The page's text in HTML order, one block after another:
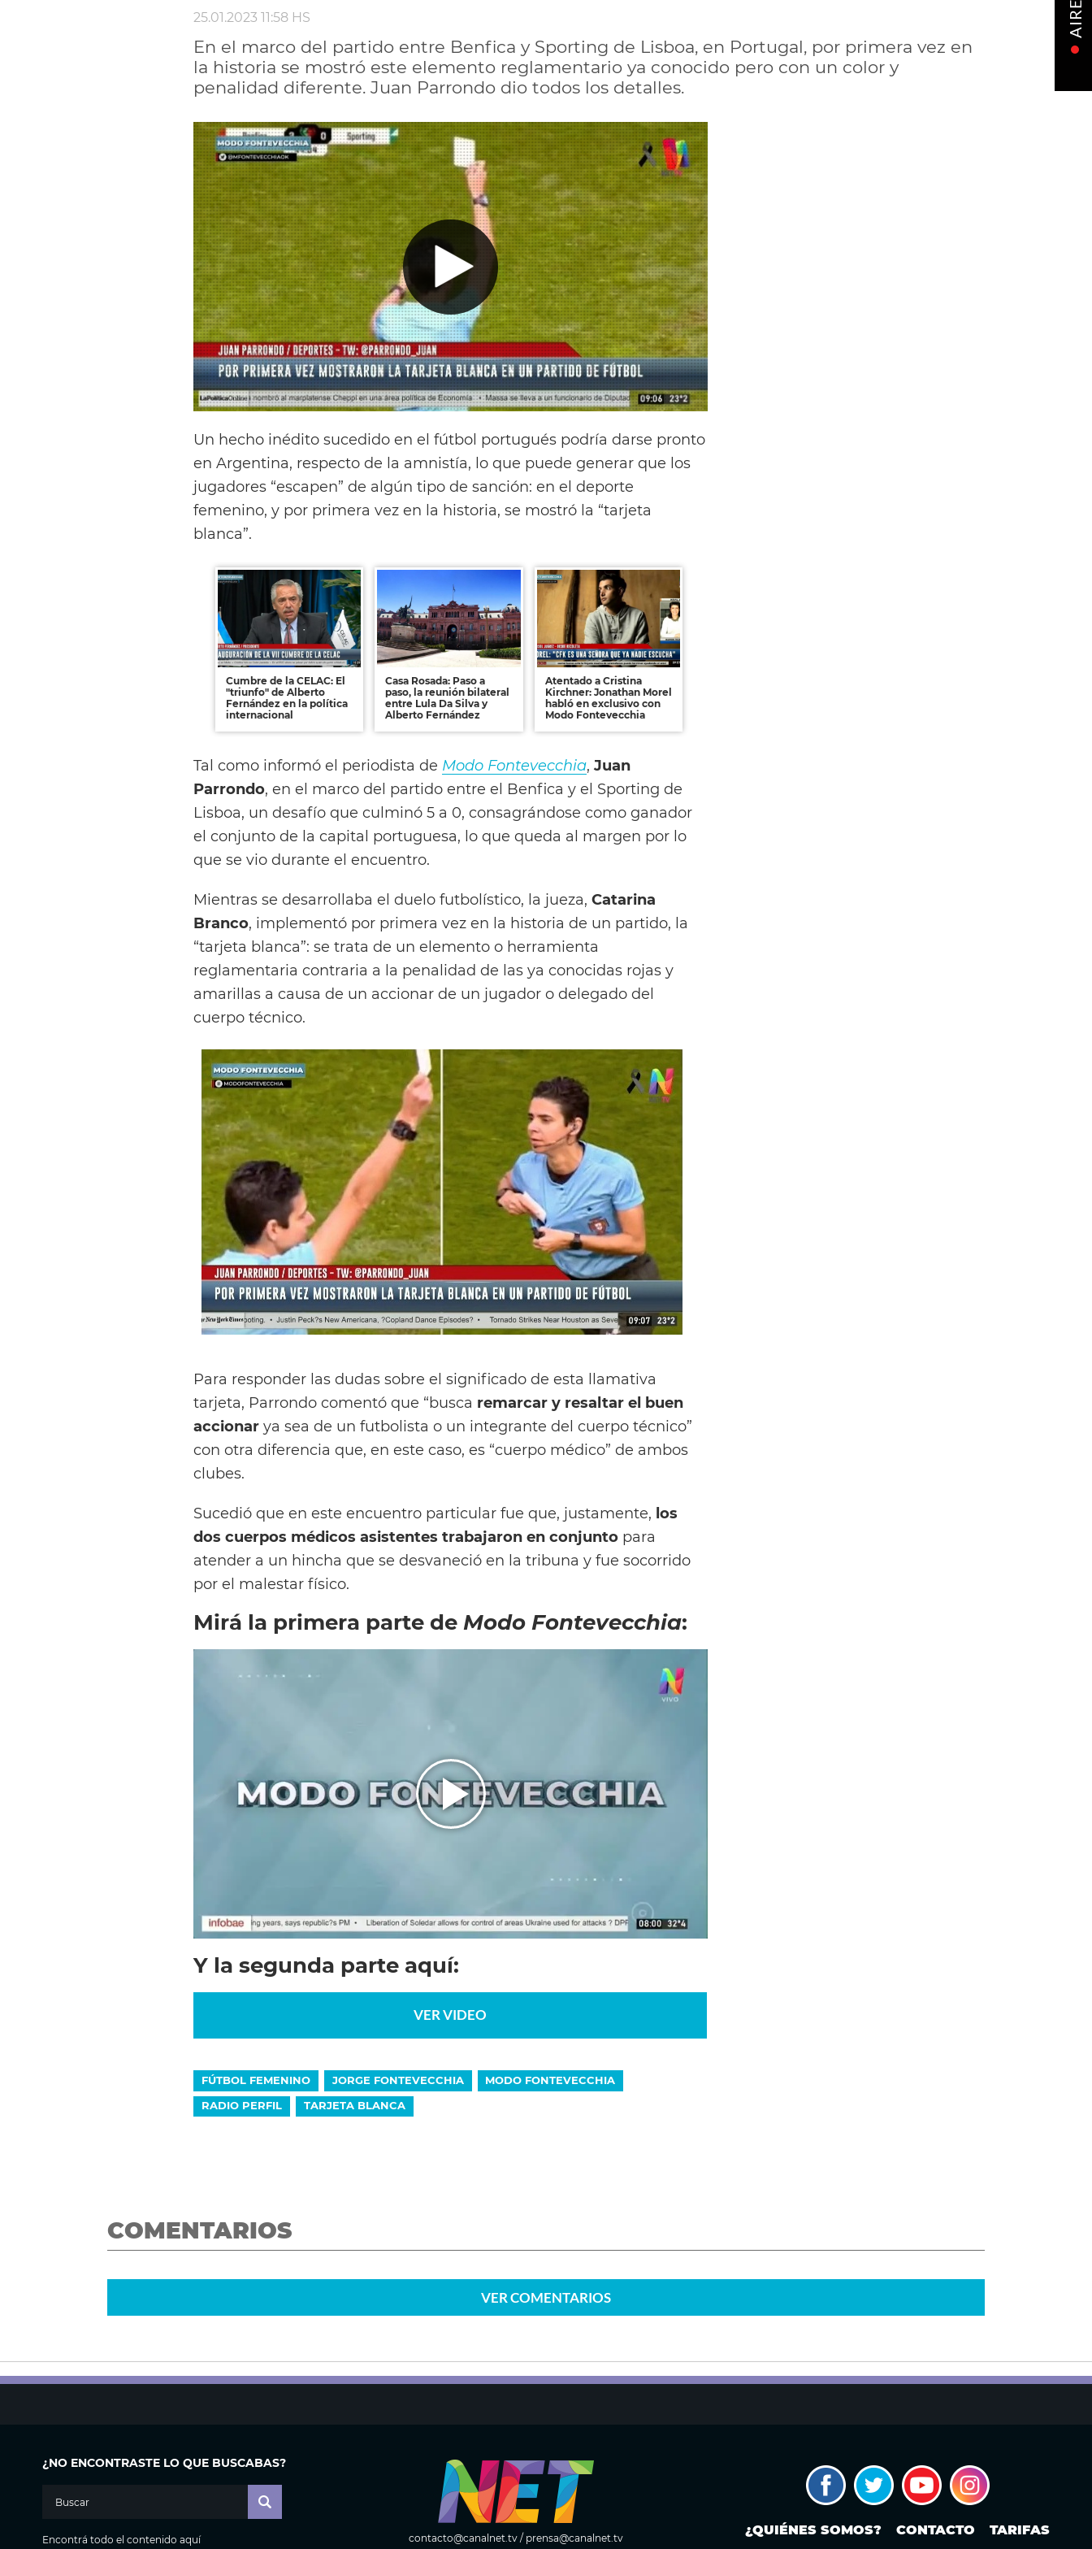
25.01.2023 11:58 HS
En el marco del partido entre Benfica y Sporting de Lisboa, en Portugal, por primera vez en
la historia se mostró este elemento reglamentario ya conocido pero con un color y
penalidad diferente. Juan Parrondo dio todos los detalles.
Un hecho inédito sucedido en el fútbol portugués podría darse pronto
en Argentina, respecto de la amnistía, lo que puede generar que los
jugadores “escapen” de algún tipo de sanción: en el deporte
femenino, y por primera vez en la historia, se mostró la “tarjeta
blanca”.
Cumbre de la CELAC: El
"triunfo" de Alberto
Fernández en la política
internacional
Casa Rosada: Paso a
paso, la reunión bilateral
entre Lula Da Silva y
Alberto Fernández
Atentado a Cristina
Kirchner: Jonathan Morel
habló en exclusivo con
Modo Fontevecchia
Tal como informó el periodista de Modo Fontevecchia, Juan
Parrondo, en el marco del partido entre el Benfica y el Sporting de
Lisboa, un desafío que culminó 5 a 0, consagrándose como ganador
el conjunto de la capital portuguesa, lo que queda al margen por lo
que se vio durante el encuentro.
Mientras se desarrollaba el duelo futbolístico, la jueza, Catarina
Branco, implementó por primera vez en la historia de un partido, la
“tarjeta blanca”: se trata de un elemento o herramienta
reglamentaria contraria a la penalidad de las ya conocidas rojas y
amarillas a causa de un accionar de un jugador o delegado del
cuerpo técnico.
Para responder las dudas sobre el significado de esta llamativa
tarjeta, Parrondo comentó que “busca remarcar y resaltar el buen
accionar ya sea de un futbolista o un integrante del cuerpo técnico”
con otra diferencia que, en este caso, es “cuerpo médico” de ambos
clubes.
Sucedió que en este encuentro particular fue que, justamente, los
dos cuerpos médicos asistentes trabajaron en conjunto para
atender a un hincha que se desvaneció en la tribuna y fue socorrido
por el malestar físico.
Mirá la primera parte de Modo Fontevecchia:
Y la segunda parte aquí:
VER VIDEO
FÚTBOL FEMENINO JORGE FONTEVECCHIA
MODO FONTEVECCHIA
RADIO PERFIL
TARJETA BLANCA
COMENTARIOS
VERCOMENTARIOS
¿NO ENCONTRASTE LO QUE BUSCABAS?
Encontrá todo el contenido aquí contacto@canalnet.tv/ prensa@canalnet.tv ¿QUIÉNES SOMOS? CONTACTO TARIFAS
AIRE